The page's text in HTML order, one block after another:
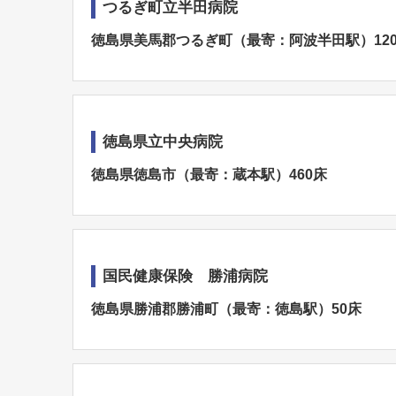
つるぎ町立半田病院
徳島県美馬郡つるぎ町（最寄：阿波半田駅）
徳島県立中央病院
徳島県徳島市（最寄：蔵本駅）460床
国民健康保険 勝浦病院
徳島県勝浦郡勝浦町（最寄：徳島駅）50床